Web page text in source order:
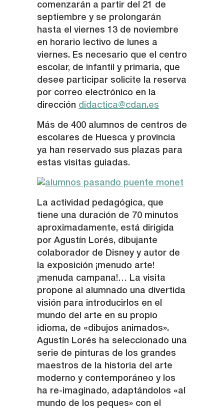
comenzarán a partir del 21 de
septiembre y se prolongarán
hasta el viernes 13 de noviembre
en horario lectivo de lunes a
viernes. Es necesario que el centro
escolar, de infantil y primaria, que
desee participar solicite la reserva
por correo electrónico en la
dirección didactica@cdan.es
Más de 400 alumnos de centros de
escolares de Huesca y provincia
ya han reservado sus plazas para
estas visitas guiadas.
La actividad pedagógica, que
tiene una duración de 70 minutos
aproximadamente, está dirigida
por Agustín Lorés, dibujante
colaborador de Disney y autor de
la exposición ¡menudo arte!
¡menuda campana!… La visita
propone al alumnado una divertida
visión para introducirlos en el
mundo del arte en su propio
idioma, de «dibujos animados».
Agustín Lorés ha seleccionado una
serie de pinturas de los grandes
maestros de la historia del arte
moderno y contemporáneo y los
ha re-imaginado, adaptándolos «al
mundo de los peques» con el